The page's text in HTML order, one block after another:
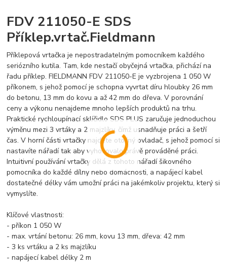
FDV 211050-E SDS
Příklep.vrtač.Fieldmann
Příklepová vrtačka je nepostradatelným pomocníkem každého
seriózního kutila. Tam, kde nestačí obyčejná vrtačka, přichází na
řadu příklep. FIELDMANN FDV 211050-E je vyzbrojena 1 050 W
příkonem, s jehož pomocí je schopna vyvrtat díru hloubky 26 mm
do betonu, 13 mm do kovu a až 42 mm do dřeva. V porovnání
ceny a výkonu nenajdeme mnoho lepších produktů na trhu.
Praktické rychloupínací sklíčidlo SDS PLUS zaručuje jednoduchou
výměnu mezi 3 vrtáky a 2 majzlíky, čímž usnadňuje práci a šetří
čas. V horní části vrtačky najdete otočný ovladač, s jehož pomocí si
nastavíte nářadí tak aby vyhovovalo právě prováděné práci.
Intuitivní používání vrtačky dělá z tohoto nářadí šikovného
pomocníka do každé dílny nebo domácnosti, a napájecí kabel
dostatečné délky vám umožní práci na jakémkoliv projektu, který si
vymyslíte.
Klíčové vlastnosti:
- příkon 1 050 W
- max. vrtání betonu: 26 mm, kovu 13 mm, dřeva: 42 mm
- 3 ks vrtáku a 2 ks majzlíku
- napájecí kabel délky 2 m